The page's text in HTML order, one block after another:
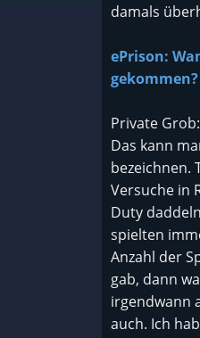
damals
ePrison:
gekommen?
Private
Das kann
bezeichnen.
Versuche in
Duty
spielten
Anzahl der
gab, dann
irgendwann
auch. Ich